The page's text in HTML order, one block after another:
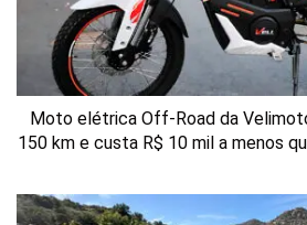
Moto elétrica Off-Road da
150 km e custa R$ 10 mil a menos